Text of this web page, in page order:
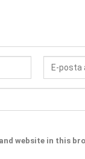
website in this